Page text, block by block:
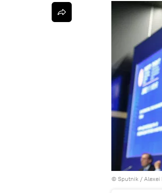
© Sputnik / Alexei